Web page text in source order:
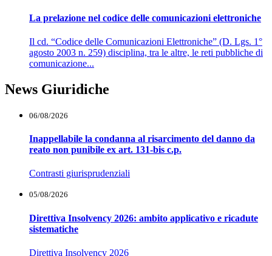
La prelazione nel codice delle comunicazioni elettroniche
Il cd. “Codice delle Comunicazioni Elettroniche” (D. Lgs. 1°
agosto 2003 n. 259) disciplina, tra le altre, le reti pubbliche di
comunicazione...
News Giuridiche
06/08/2026
Inappellabile la condanna al risarcimento del danno da
reato non punibile ex art. 131-bis c.p.
Contrasti giurisprudenziali
05/08/2026
Direttiva Insolvency 2026: ambito applicativo e ricadute
sistematiche
Direttiva Insolvency 2026